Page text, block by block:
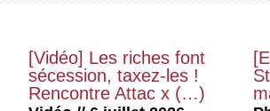
[Vidéo] Les riches font
sécession, taxez-les !
Rencontre Attac x (…)